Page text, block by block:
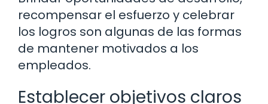
recompensar el esfuerzo y celebrar
los logros son algunas de las formas
de mantener motivados a los
empleados.
Establecer objetivos claros